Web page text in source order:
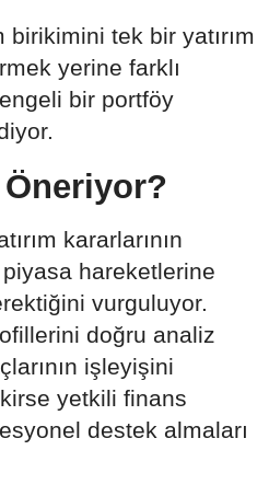
birikimini tek bir yatırım
yerine farklı
bir portföy
kararlarının
hareketlerine
vurguluyor.
doğru analiz
işleyişini
yetkili finans
destek almaları